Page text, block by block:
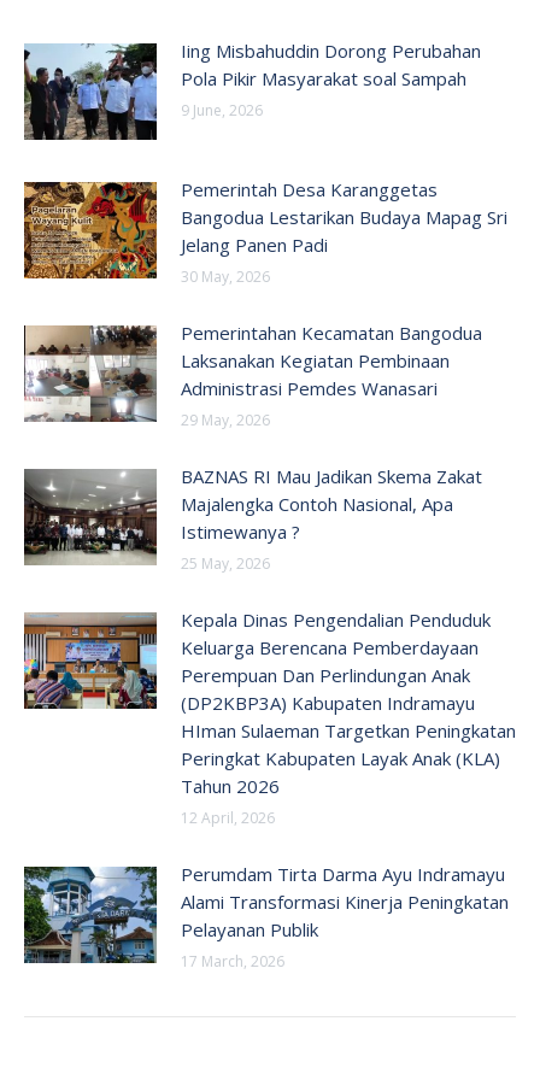
Iing Misbahuddin Dorong Perubahan
Pola Pikir Masyarakat soal Sampah
9 June, 2026
Pemerintah Desa Karanggetas
Bangodua Lestarikan Budaya Mapag Sri
Jelang Panen Padi
30 May, 2026
Pemerintahan Kecamatan Bangodua
Laksanakan Kegiatan Pembinaan
Administrasi Pemdes Wanasari
29 May, 2026
BAZNAS RI Mau Jadikan Skema Zakat
Majalengka Contoh Nasional, Apa
Istimewanya ?
25 May, 2026
Kepala Dinas Pengendalian Penduduk
Keluarga Berencana Pemberdayaan
Perempuan Dan Perlindungan Anak
(DP2KBP3A) Kabupaten Indramayu
HIman Sulaeman Targetkan Peningkatan
Peringkat Kabupaten Layak Anak (KLA)
Tahun 2026
12 April, 2026
Perumdam Tirta Darma Ayu Indramayu
Alami Transformasi Kinerja Peningkatan
Pelayanan Publik
17 March, 2026